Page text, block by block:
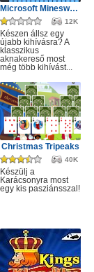
Microsoft Minesweeper
12K
Készen állsz egy
újabb kihívásra? A
klasszikus
aknakereső most
még több kihívást...
Christmas Tripeaks
40K
Készülj a
Karácsonyra most
egy kis pasziánsszal!